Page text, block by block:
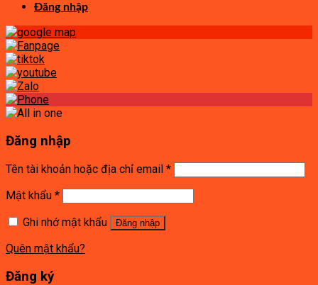
Đăng nhập
Đăng nhập
Tên tài khoản hoặc địa chỉ email *
Mật khẩu *
Ghi nhớ mật khẩu
Đăng nhập
Quên mật khẩu?
Đăng ký